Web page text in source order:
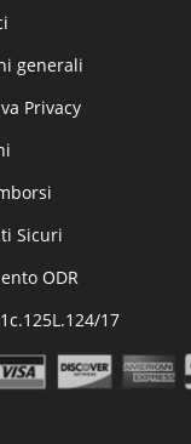
generali
Privacy
Sicuri
ODR
17